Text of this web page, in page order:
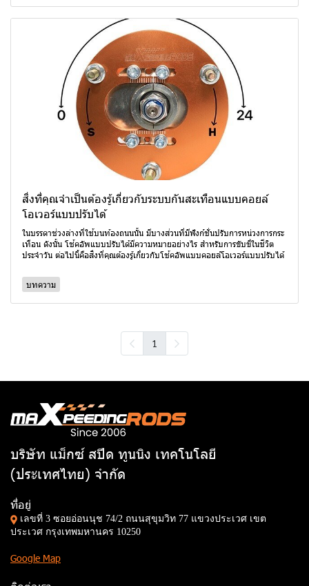
สิ่งที่คุณจำเป็นต้องรู้เกี่ยวกับระบบกันสะเทือนแบบคอยล์
โอเวอร์แบบปรับได้
ในบรรดาช่วงล่างที่ใช้บนท้องถนนนั้น มีบางส่วนที่มีฟังก์ชั่นปรับการหน่วงการกระ
เทือน ดังนั้น โช้คอัพแบบปรับได้มีความหมายอย่างไร สำหรับการขับขี่ในชีวิต
ประจำวัน ต่อไปนี้คือสิ่งที่คุณต้องรู้เกี่ยวกับโช้คอัพแบบคอยล์โอเวอร์แบบปรับได้
บทความ
1
บริษัท แม็กซ์ สปีด ทูนนิง เทคโนโลยี
(ประเทศไทย) จำกัด
ที่อยู่
เลขที่ 3 ซอยอ่อนนุช 74/2 ถนนสุขุมวิท 77 แขวงประเวศ เขต
ประเวศ กรุงเทพมหานคร 10250
Google Map